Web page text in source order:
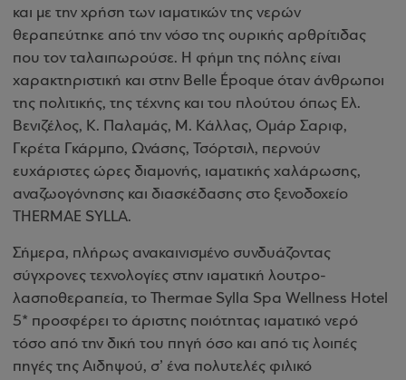
και με την χρήση των ιαματικών της νερών
θεραπεύτηκε από την νόσο της ουρικής αρθρίτιδας
που τον ταλαιπωρούσε. Η φήμη της πόλης είναι
χαρακτηριστική και στην Belle Époque όταν άνθρωποι
της πολιτικής, της τέχνης και του πλούτου όπως Ελ.
Βενιζέλος, Κ. Παλαμάς, Μ. Κάλλας, Ομάρ Σαριφ,
Γκρέτα Γκάρμπο, Ωνάσης, Τσόρτσιλ, περνούν
ευχάριστες ώρες διαμονής, ιαματικής χαλάρωσης,
αναζωογόνησης και διασκέδασης στο ξενοδοχείο
THERMAE SYLLA.
Σήμερα, πλήρως ανακαινισμένο συνδυάζοντας
σύγχρονες τεχνολογίες στην ιαματική λουτρο-
λασποθεραπεία, το Thermae Sylla Spa Wellness Hotel
5* προσφέρει το άριστης ποιότητας ιαματικό νερό
τόσο από την δική του πηγή όσο και από τις λοιπές
πηγές της Αιδηψού, σ’ ένα πολυτελές φιλικό